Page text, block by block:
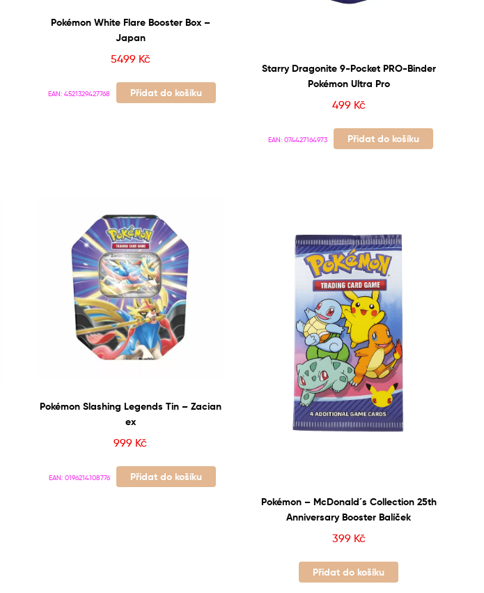
Pokémon White Flare Booster Box –
Japan
5499 Kč
EAN:4521329427768 Přidat do košíku
Starry Dragonite 9-Pocket PRO-Binder
Pokémon Ultra Pro
499 Kč
EAN: 074427164973 Přidat do košíku
Pokémon Slashing Legends Tin – Zacian
ex
999 Kč
EAN: 0196214108776
Přidat do košíku
Pokémon – McDonald´s Collection 25th
Anniversary Booster Balíček
399 Kč
Přidat do košíku